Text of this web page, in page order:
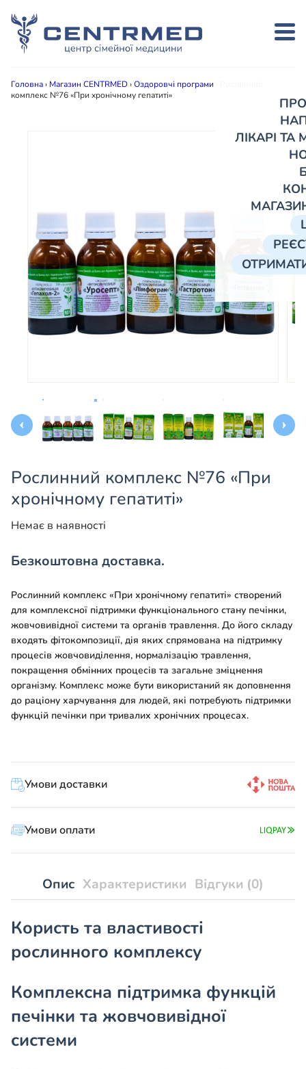
ЛІКАРІ
Головна› Магазин CENTRMED›Оздоровчі програми
комплекс №76 «При хронічному гепатиті»
Рослинний комплекс №76 «При
хронічному гепатиті»
Немає в наявності
Безкоштовна доставка.
Рослинний комплекс «При хронічному гепатиті» створений
для комплексної підтримки функціонального стану печінки,
жовчовивідної системи та органів травлення. До його складу
входять фітокомпозиції, дія яких спрямована на підтримку
процесів жовчовиділення, нормалізацію травлення,
покращення обмінних процесів та загальне зміцнення
організму. Комплекс може бути використаний як доповнення
до раціону харчування для людей, які потребують підтримки
функцій печінки при тривалих хронічних процесах.
Умови доставки
Умови оплати
Опис Характеристики Відгуки (0)
Користь та властивості
рослинного комплексу
Комплексна підтримка функцій
печінки та жовчовивідної
системи